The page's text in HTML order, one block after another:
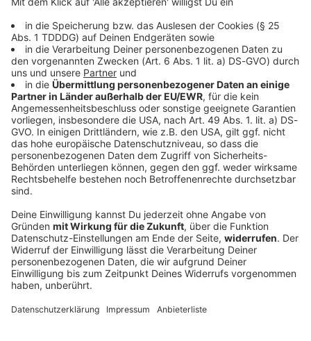
Bayern
Verfassungsschutz beobachtet AfD-
Abgeordneten Nolte
Auf die AfD hat der Verfassungsschutz ein Auge.
Inzwischen steht in Bayern der dritte